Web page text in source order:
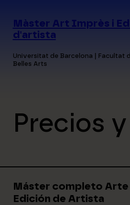
contenido
Màster Art Imprès i
d'artista
Universitat de Barcelona | Facultat
Belles Arts
Precios
Máster completo
Edición de Artista